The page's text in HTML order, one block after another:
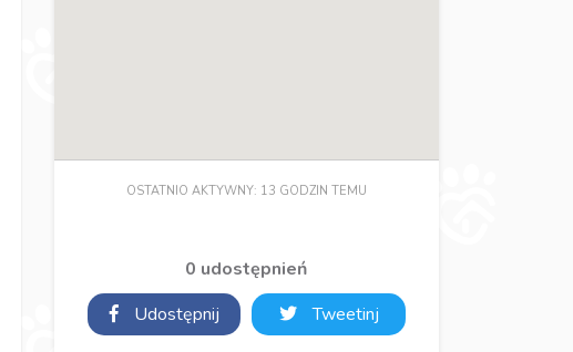
OSTATNIO AKTYWNY: 13 GODZIN TEMU
0 udostępnień
Udostępnij
Tweetinj